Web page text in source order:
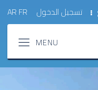
FR
AR تسجيل الدخول